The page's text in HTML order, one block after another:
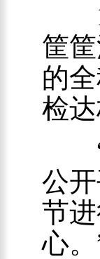
11
筐
的
检
“
公
节
心